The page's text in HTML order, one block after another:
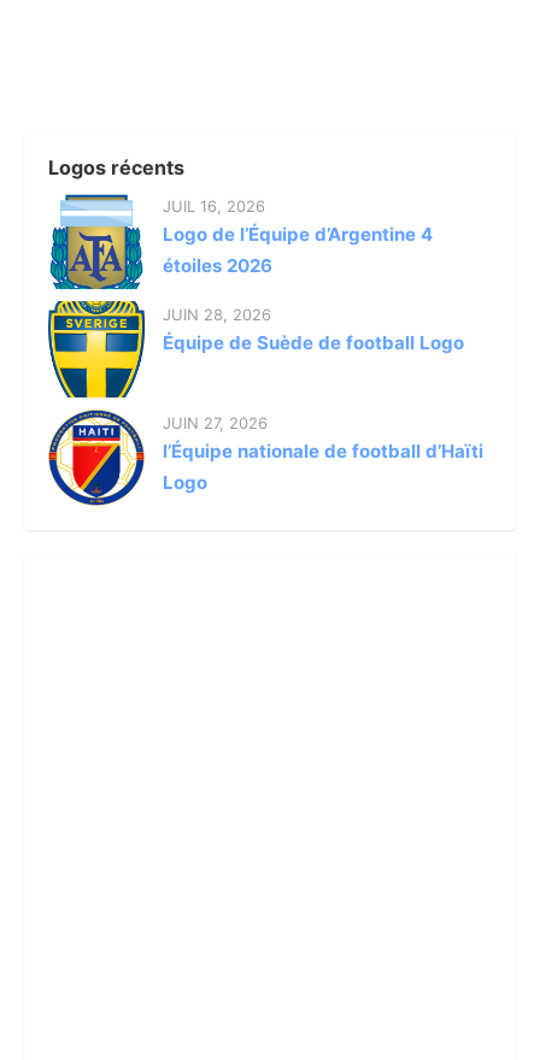
Logos récents
JUIL 16, 2026
Logo de l’Équipe d’Argentine 4
étoiles 2026
JUIN 28, 2026
Équipe de Suède de football Logo
JUIN 27, 2026
l’Équipe nationale de football d’Haïti
Logo